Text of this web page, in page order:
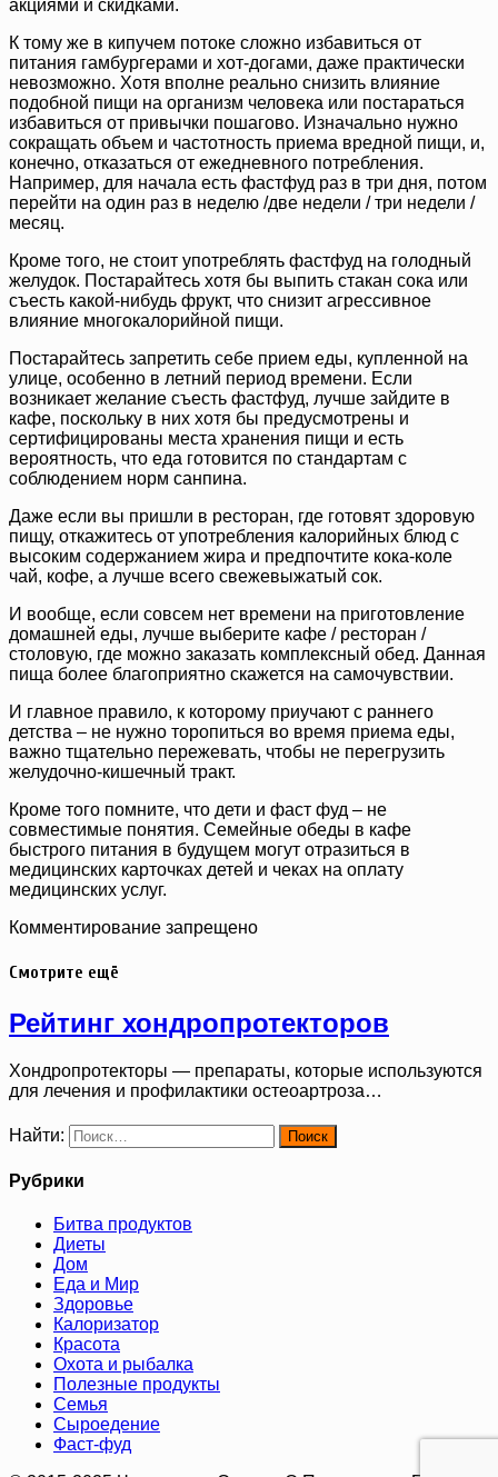
акциями и скидками.
К тому же в кипучем потоке сложно избавиться от
питания гамбургерами и хот-догами, даже практически
невозможно. Хотя вполне реально снизить влияние
подобной пищи на организм человека или постараться
избавиться от привычки пошагово. Изначально нужно
сокращать объем и частотность приема вредной пищи, и,
конечно, отказаться от ежедневного потребления.
Например, для начала есть фастфуд раз в три дня, потом
перейти на один раз в неделю /две недели / три недели /
месяц.
Кроме того, не стоит употреблять фастфуд на голодный
желудок. Постарайтесь хотя бы выпить стакан сока или
съесть какой-нибудь фрукт, что снизит агрессивное
влияние многокалорийной пищи.
Постарайтесь запретить себе прием еды, купленной на
улице, особенно в летний период времени. Если
возникает желание съесть фастфуд, лучше зайдите в
кафе, поскольку в них хотя бы предусмотрены и
сертифицированы места хранения пищи и есть
вероятность, что еда готовится по стандартам с
соблюдением норм санпина.
Даже если вы пришли в ресторан, где готовят здоровую
пищу, откажитесь от употребления калорийных блюд с
высоким содержанием жира и предпочтите кока-коле
чай, кофе, а лучше всего свежевыжатый сок.
И вообще, если совсем нет времени на приготовление
домашней еды, лучше выберите кафе / ресторан /
столовую, где можно заказать комплексный обед. Данная
пища более благоприятно скажется на самочувствии.
И главное правило, к которому приучают с раннего
детства – не нужно торопиться во время приема еды,
важно тщательно пережевать, чтобы не перегрузить
желудочно-кишечный тракт.
Кроме того помните, что дети и фаст фуд – не
совместимые понятия. Семейные обеды в кафе
быстрого питания в будущем могут отразиться в
медицинских карточках детей и чеках на оплату
медицинских услуг.
Комментирование запрещено
Смотрите ещё
Рейтинг хондропротекторов
Хондропротекторы — препараты, которые используются
для лечения и профилактики остеоартроза…
Найти:
Рубрики
Битва продуктов
Диеты
Дом
Еда и Мир
Здоровье
Калоризатор
Красота
Охота и рыбалка
Полезные продукты
Семья
Сыроедение
Фаст-фуд